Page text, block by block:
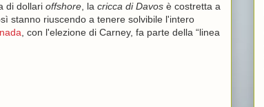
di dollari offshore, la cricca di Davosè costretta a
stanno riuscendo a tenere solvibile l'intero
, con l'elezione di Carney, fa parte della “linea